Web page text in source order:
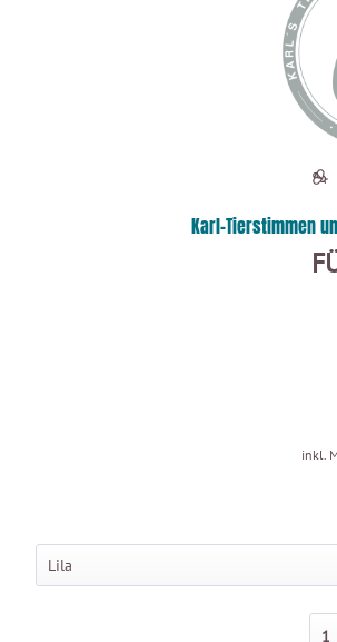
Karl-Tierstimmen
inkl.